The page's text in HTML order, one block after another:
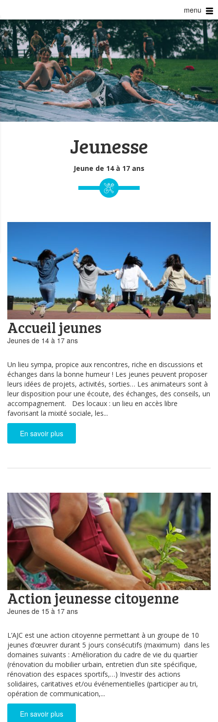
menu
Jeunesse
Jeune de 14 à 17 ans
Accueil jeunes
Jeunes de 14 à 17 ans
Un lieu sympa, propice aux rencontres, riche en discussions et
échanges dans la bonne humeur ! Les jeunes peuvent proposer
leurs idées de projets, activités, sorties… Les animateurs sont à
leur disposition pour une écoute, des échanges, des conseils, un
accompagnement. Des locaux : un lieu en accès libre
favorisant la mixité sociale, les...
En savoir plus
Action jeunesse citoyenne
Jeunes de 15 à 17 ans
L’AJC est une action citoyenne permettant à un groupe de 10
jeunes d’œuvrer durant 5 jours consécutifs (maximum) dans les
domaines suivants : Amélioration du cadre de vie du quartier
(rénovation du mobilier urbain, entretien d’un site spécifique,
rénovation des espaces sportifs,…) Investir des actions
solidaires, caritatives et/ou événementielles (participer au tri,
opération de communication,...
En savoir plus